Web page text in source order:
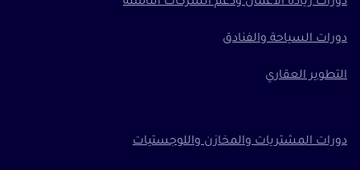
دورات السياحة والفنادق
التطوير العقاري
دورات المشتريات والمخازن واللوجستيات